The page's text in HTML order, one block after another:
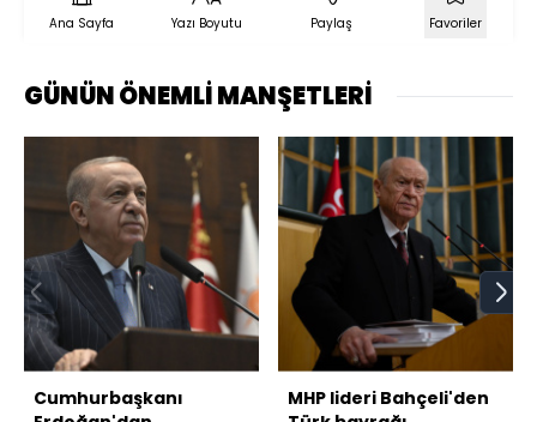
Ana Sayfa Yazı Boyutu Paylaş Favoriler
GÜNÜN ÖNEMLİ MANŞETLERİ
Cumhurbaşkanı
MHP lideri Bahçeli'den